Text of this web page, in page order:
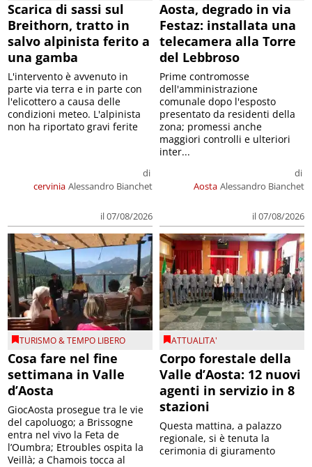
Scarica di sassi sul
Breithorn, tratto in
salvo alpinista ferito a
una gamba
cervinia
di
Alessandro Bianchet
il 07/08/2026
L'intervento è avvenuto in
parte via terra e in parte con
l'elicottero a causa delle
condizioni meteo. L'alpinista
non ha riportato gravi ferite
Aosta, degrado in via
Festaz: installata una
telecamera alla Torre
del Lebbroso
Aosta
di
Alessandro Bianchet
il 07/08/2026
Prime contromosse
dell'amministrazione
comunale dopo l'esposto
presentato da residenti della
zona; promessi anche
maggiori controlli e ulteriori
inter...
TURISMO & TEMPO LIBERO
Cosa fare nel fine
settimana in Valle
d’Aosta
GiocAosta prosegue tra le vie
del capoluogo; a Brissogne
entra nel vivo la Feta de
l’Oumbra; Etroubles ospita la
Veillà; a Chamois tocca al
ATTUALITA'
Corpo forestale della
Valle d’Aosta: 12 nuovi
agenti in servizio in 8
stazioni
Questa mattina, a palazzo
regionale, si è tenuta la
cerimonia di giuramento